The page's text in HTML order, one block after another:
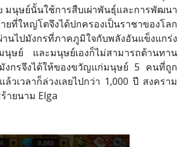
มนุษย์นั้นใช้การสืบเผ่าพันธุ์และการพัฒนา
ใหญ่โตจึงได้ปกครองเป็นราชาของโลก
นไปมังกรที่ภาคภูมิใจกับพลังอันแข็งแกร่ง
นุษย์ และมนุษย์เองก็ไม่สามารถต้านทาน
มังกรจึงได้ให้ของขวัญแก่มนุษย์ 5 คนที่ถูก
เวลาก็ล่วงเลยไปกว่า 1,000 ปี สงคราม
ายนาม Elga